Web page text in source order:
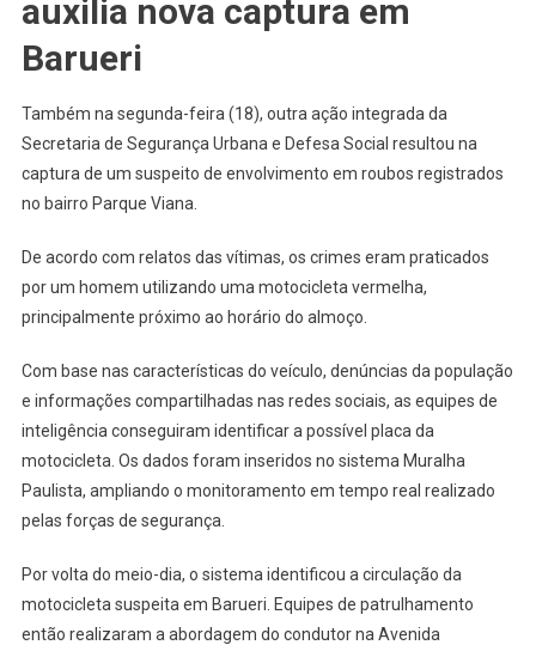
auxilia nova captura em
Barueri
Também na segunda-feira (18), outra ação integrada da
Secretaria de Segurança Urbana e Defesa Social resultou na
captura de um suspeito de envolvimento em roubos registrados
no bairro Parque Viana.
De acordo com relatos das vítimas, os crimes eram praticados
por um homem utilizando uma motocicleta vermelha,
principalmente próximo ao horário do almoço.
Com base nas características do veículo, denúncias da população
e informações compartilhadas nas redes sociais, as equipes de
inteligência conseguiram identificar a possível placa da
motocicleta. Os dados foram inseridos no sistema Muralha
Paulista, ampliando o monitoramento em tempo real realizado
pelas forças de segurança.
Por volta do meio-dia, o sistema identificou a circulação da
motocicleta suspeita em Barueri. Equipes de patrulhamento
então realizaram a abordagem do condutor na Avenida